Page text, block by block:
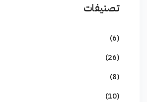
تصنيفات
(6)
(26)
(8)
(10)